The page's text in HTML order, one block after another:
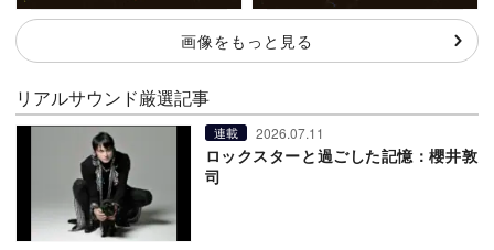
画像をもっと見る
リアルサウンド厳選記事
連載 2026.07.11
ロックスターと過ごした記憶：櫻井敦
司